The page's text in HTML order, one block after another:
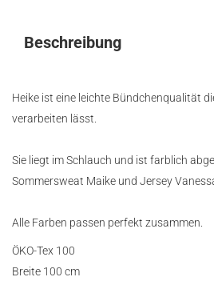
Beschreibung
Heike ist eine leichte Bündchenqualität
verarbeiten lässt.
Sie liegt im Schlauch und ist farblich
Sommersweat Maike und Jersey
Alle Farben passen perfekt zusammen.
ÖKO-Tex 100
Breite 100 cm